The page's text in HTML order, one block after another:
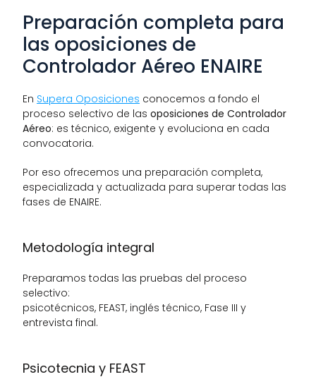
Preparación completa para
las oposiciones de
Controlador Aéreo ENAIRE
En Supera Oposiciones conocemos a fondo el
proceso selectivo de las oposiciones de Controlador
Aéreo: es técnico, exigente y evoluciona en cada
convocatoria.
Por eso ofrecemos una preparación completa,
especializada y actualizada para superar todas las
fases de ENAIRE.
Metodología integral
Preparamos todas las pruebas del proceso
selectivo:
psicotécnicos, FEAST, inglés técnico, Fase III y
entrevista final.
Psicotecnia y FEAST